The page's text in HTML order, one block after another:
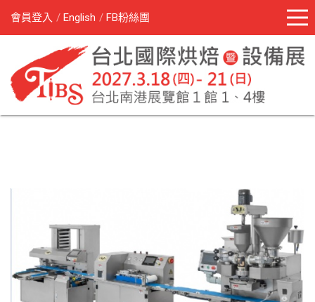
會員登入 English FB粉絲團